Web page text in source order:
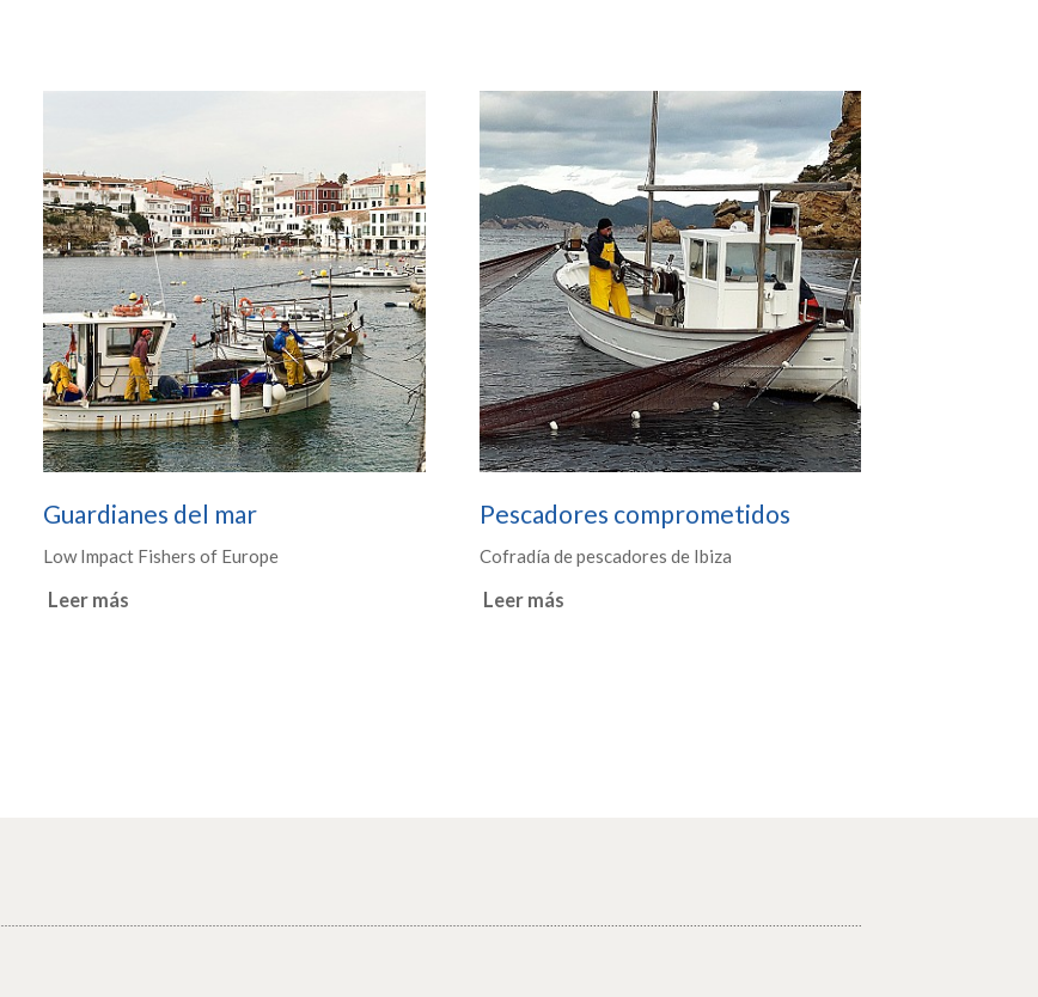
Guardianes del mar
Low Impact Fishers of Europe
Leer más
Pescadores comprometidos
Cofradía de pescadores de Ibiza
Leer más